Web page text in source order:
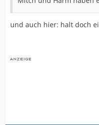
und auch hier: halt doch